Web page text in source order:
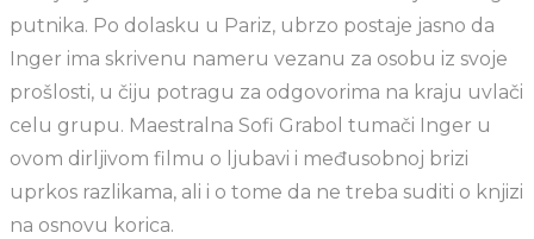
putnika. Po dolasku u Pariz, ubrzo postaje jasno da
Inger ima skrivenu nameru vezanu za osobu iz svoje
prošlosti, u čiju potragu za odgovorima na kraju uvlači
celu grupu. Maestralna Sofi Grabol tumači Inger u
ovom dirljivom filmu o ljubavi i međusobnoj brizi
uprkos razlikama, ali i o tome da ne treba suditi o knjizi
na osnovu korica.